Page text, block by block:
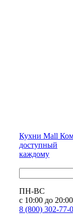
Кухни Mall
доступный
каждому
ПН-ВС
с 10:00 до 20:00
8 (800) 302-77-